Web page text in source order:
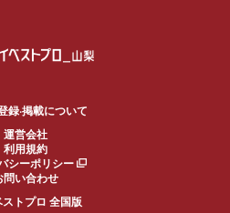
録·掲載について
運営会社
利用規約
シーポリシー
問い合わせ
トプロ 全国版